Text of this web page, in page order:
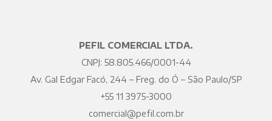
PEFIL COMERCIAL LTDA.
CNPJ: 58.805.466/0001-44
Av. Gal Edgar Facó, 244 – Freg. do Ó – São Paulo/SP
+55 11 3975-3000
comercial@pefil.com.br